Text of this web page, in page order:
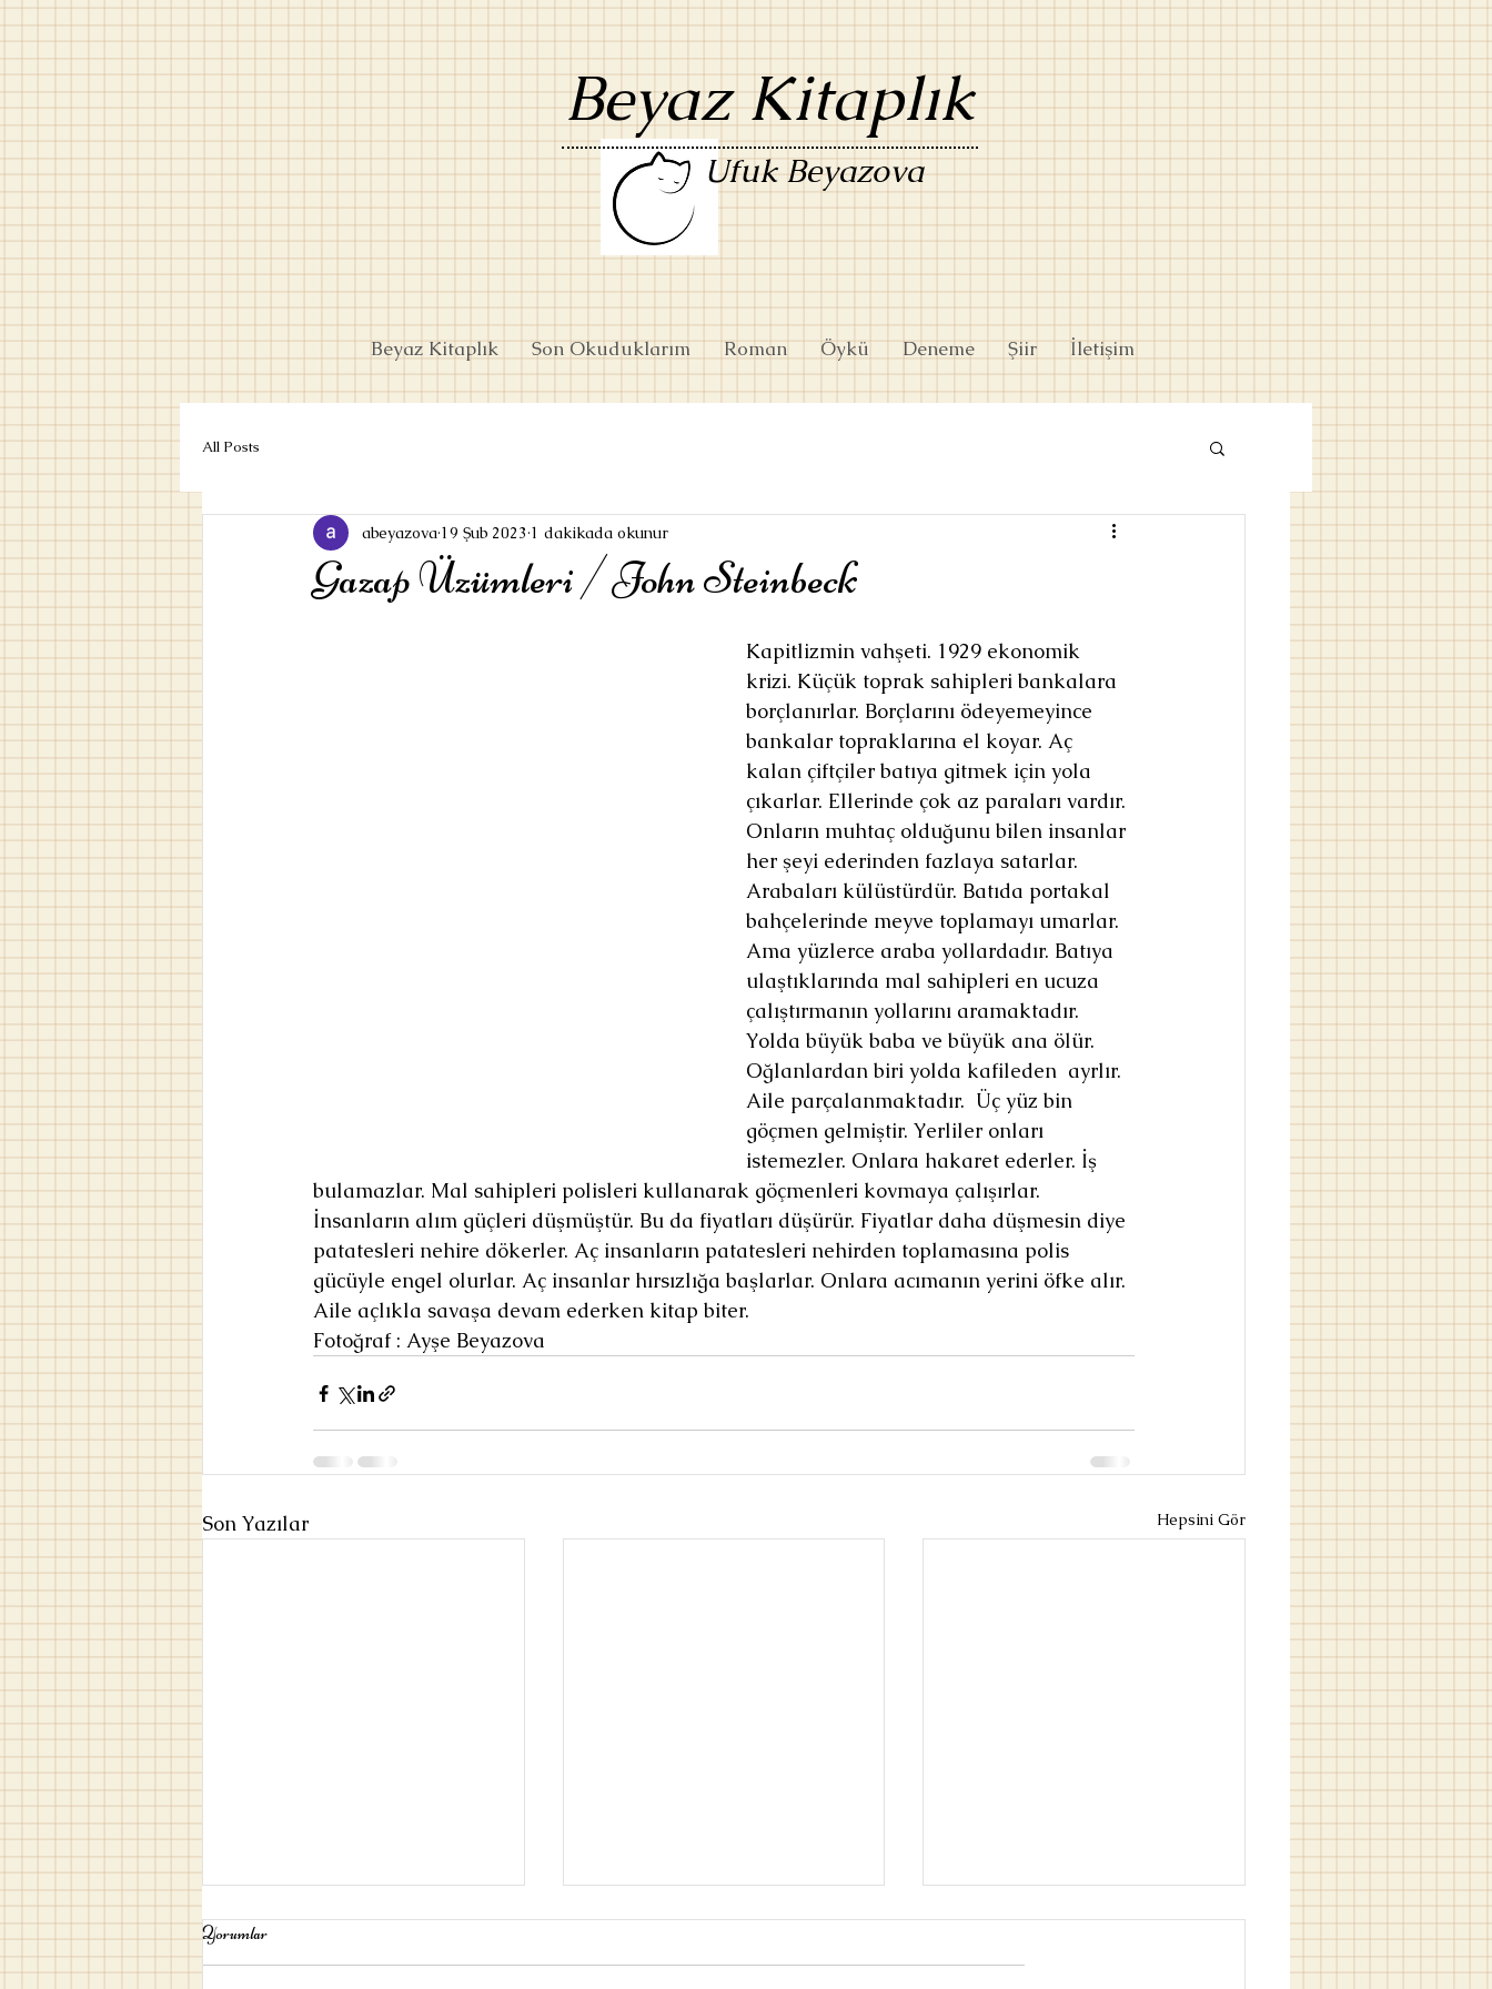
Beyaz Kitaplık
Ufuk Beyazova
Beyaz Kitaplık Son Okuduklarım Roman Öykü Deneme Şiir İletişim
All Posts
Gazap Üzümleri / John Steinbeck
abeyazova 19 Şub 2023 1 dakikada okunur
Kapitlizmin vahşeti. 1929 ekonomik
krizi. Küçük toprak sahipleri bankalara
borçlanırlar. Borçlarını ödeyemeyince
bankalar topraklarına el koyar. Aç
kalan çiftçiler batıya gitmek için yola
çıkarlar. Ellerinde çok az paraları vardır.
Onların muhtaç olduğunu bilen insanlar
her şeyi ederinden fazlaya satarlar.
Arabaları külüstürdür. Batıda portakal
bahçelerinde meyve toplamayı umarlar.
Ama yüzlerce araba yollardadır. Batıya
ulaştıklarında mal sahipleri en ucuza
çalıştırmanın yollarını aramaktadır.
Yolda büyük baba ve büyük ana ölür.
Oğlanlardan biri yolda kafileden  ayrlır.
Aile parçalanmaktadır.  Üç yüz bin
göçmen gelmiştir. Yerliler onları
istemezler. Onlara hakaret ederler. İş
bulamazlar. Mal sahipleri polisleri kullanarak göçmenleri kovmaya çalışırlar.
İnsanların alım güçleri düşmüştür. Bu da fiyatları düşürür. Fiyatlar daha düşmesin diye
patatesleri nehire dökerler. Aç insanların patatesleri nehirden toplamasına polis
gücüyle engel olurlar. Aç insanlar hırsızlığa başlarlar. Onlara acımanın yerini öfke alır.
Aile açlıkla savaşa devam ederken kitap biter.
Fotoğraf : Ayşe Beyazova
Son Yazılar Hepsini Gör
Yorumlar